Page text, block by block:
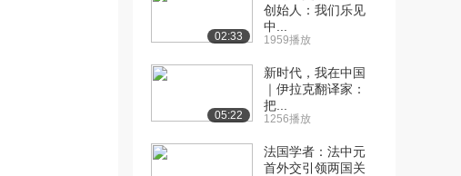
02:33
创始人：我们乐见
中...
1959播放
05:22
新时代，我在中国
｜伊拉克翻译家：
把...
1256播放
法国学者：法中元
首外交引领两国关